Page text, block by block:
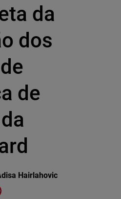
da
dos
de
Hairlahovic
X
Share on Reddit